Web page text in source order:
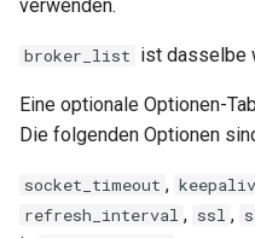
stream-sts
sts
substitutions
verwenden.
broker_list ist dasselbe
Eine optionale Optionen-
Die folgenden Optionen
socket_timeout ,
refresh_interval , ssl ,